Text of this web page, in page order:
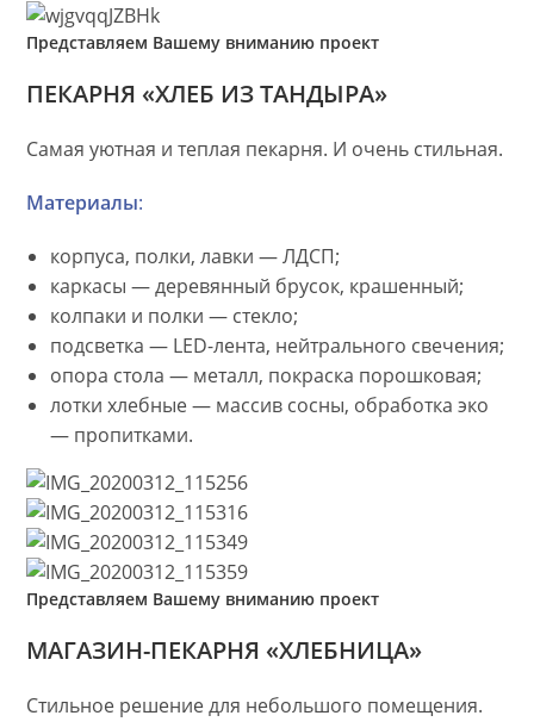
Представляем Вашему вниманию проект
ПЕКАРНЯ «ХЛЕБ ИЗ ТАНДЫРА»
Самая уютная и теплая пекарня. И очень стильная.
Материалы:
корпуса, полки, лавки — ЛДСП;
каркасы — деревянный брусок, крашенный;
колпаки и полки — стекло;
подсветка — LED-лента, нейтрального свечения;
опора стола — металл, покраска порошковая;
лотки хлебные — массив сосны, обработка эко
— пропитками.
Представляем Вашему вниманию проект
МАГАЗИН-ПЕКАРНЯ «ХЛЕБНИЦА»
Стильное решение для небольшого помещения.